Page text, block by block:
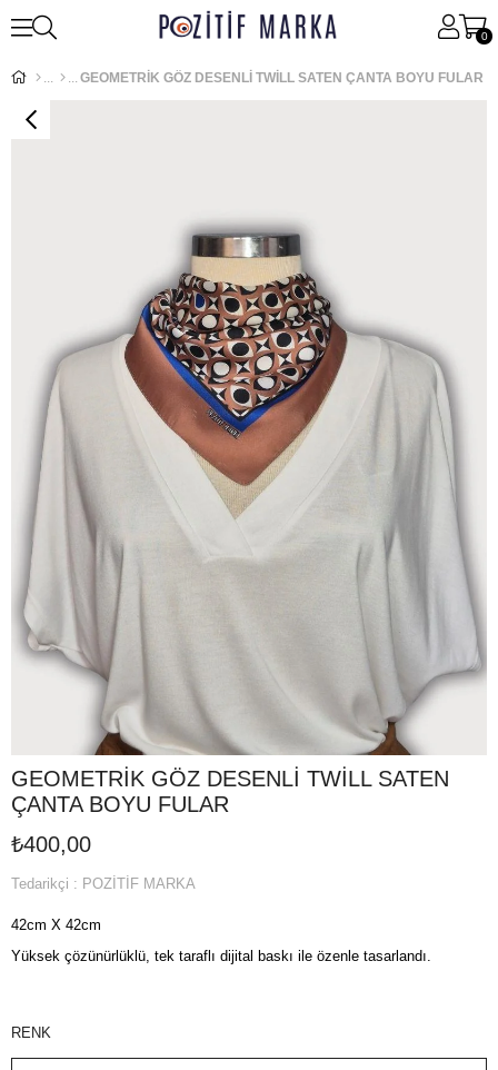
0
GEOMETRİK GÖZ DESENLİ TWİLL SATEN ÇANTA BOYU FULAR
GEOMETRİK GÖZ DESENLİ TWİLL SATEN
ÇANTA BOYU FULAR
₺400,00
Tedarikçi : POZİTİF MARKA
42cm X 42cm
Yüksek çözünürlüklü, tek taraflı dijital baskı ile özenle tasarlandı.
RENK